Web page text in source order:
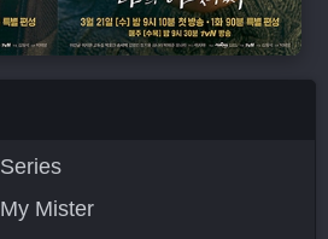
Series
My Mister